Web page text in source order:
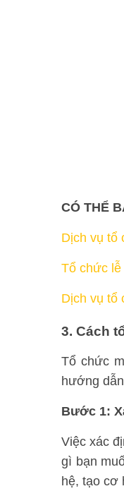
CÓ THỂ
Dịch vụ tổ
Tổ chức lễ
Dịch vụ tổ
3. Cách
Tổ chức
hướng
Bước 1:
Việc xác
gì bạn
hệ, tạo cơ